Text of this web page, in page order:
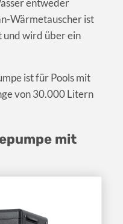
Wärmetauscher ist
und wird über ein
ist für Pools mit
von 30.000 Litern
mit